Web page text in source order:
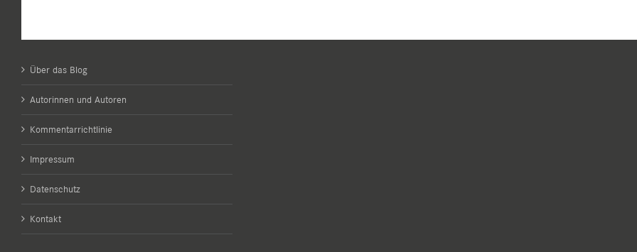
Über das Blog
Autorinnen und Autoren
Kommentarrichtlinie
Impressum
Datenschutz
Kontakt